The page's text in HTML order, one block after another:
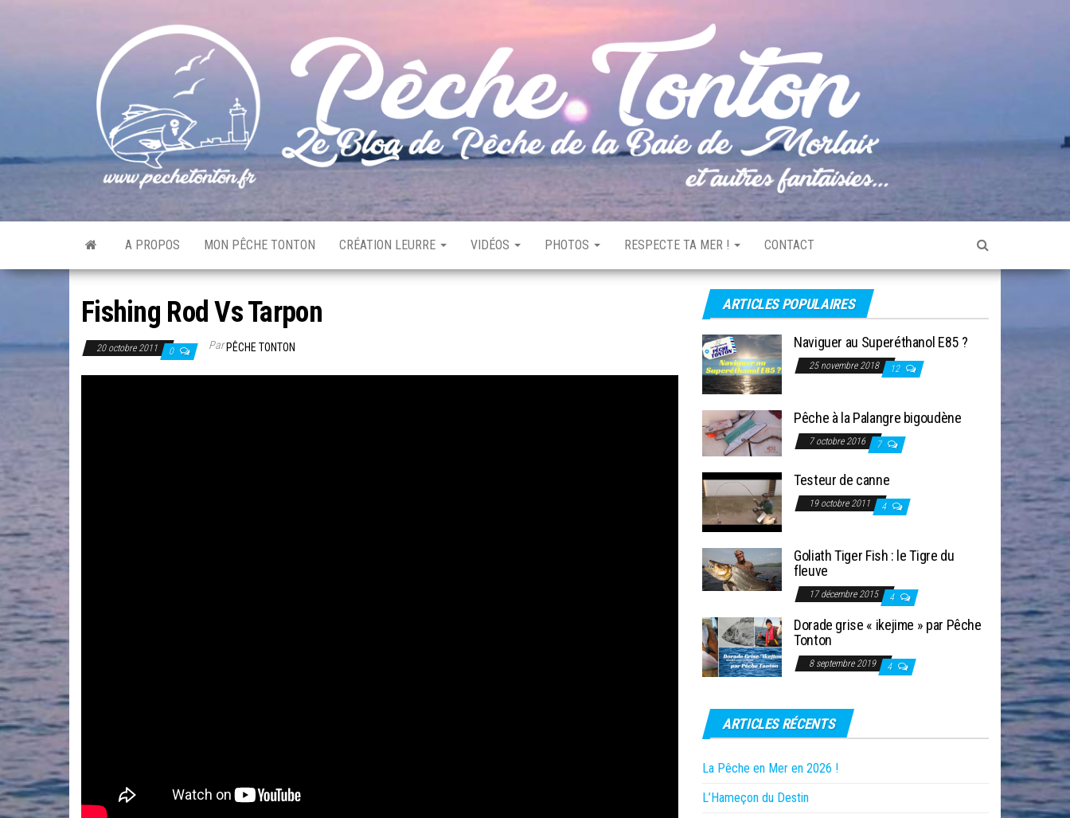
A PROPOS MON PÊCHE TONTON CRÉATION LEURRE VIDÉOS PHOTOS RESPECTE TA MER ! CONTACT
Fishing Rod Vs Tarpon
20 octobre 2011 0 ParPÊCHE TONTON
ARTICLES POPULAIRES
Naviguer au Superéthanol E85 ?
25 novembre 2018 12
Pêche à la Palangre bigoudène
7 octobre 2016 7
Testeur de canne
19 octobre 2011 4
Goliath Tiger Fish : le Tigre du
fleuve
17 décembre 2015 4
Dorade grise « ikejime » par Pêche
Tonton
8 septembre 2019 4
ARTICLES RÉCENTS
La Pêche en Mer en 2026 !
L’Hameçon du Destin